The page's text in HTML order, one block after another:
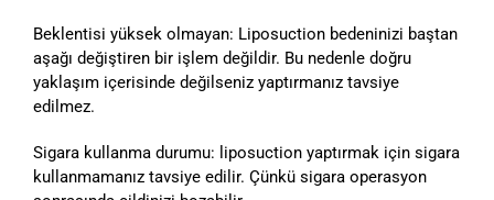
Beklentisi yüksek olmayan: Liposuction bedeninizi baştan
aşağı değiştiren bir işlem değildir. Bu nedenle doğru
yaklaşım içerisinde değilseniz yaptırmanız tavsiye
edilmez.
Sigara kullanma durumu: liposuction yaptırmak için sigara
kullanmamanız tavsiye edilir. Çünkü sigara operasyon